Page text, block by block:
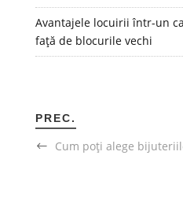
Avantajele locuirii într-un
față de blocurile vechi
PREC.
Cum poți alege